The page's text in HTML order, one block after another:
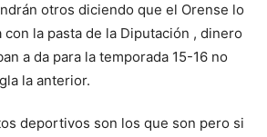
otros diciendo que el Orense lo
con la pasta de la Diputación , dinero
a da para la temporada 15-16 no
la anterior.
deportivos son los que son pero si